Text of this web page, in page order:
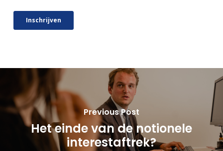
Previous Post
Het einde van de notionele
interestaftrek?